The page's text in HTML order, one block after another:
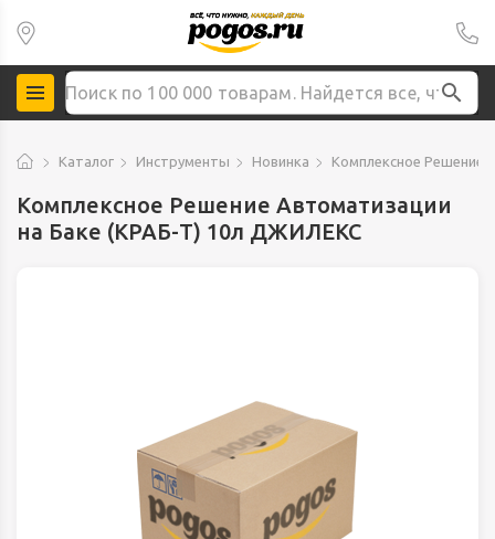
Каталог Инструменты Новинка Комплексное Решение
Комплексное Решение Автоматизации
на Баке (КРАБ-Т) 10л ДЖИЛЕКС